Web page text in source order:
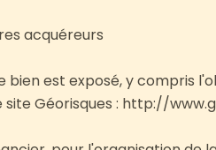
acquéreurs
bien est exposé, y compris
Géorisques : http://